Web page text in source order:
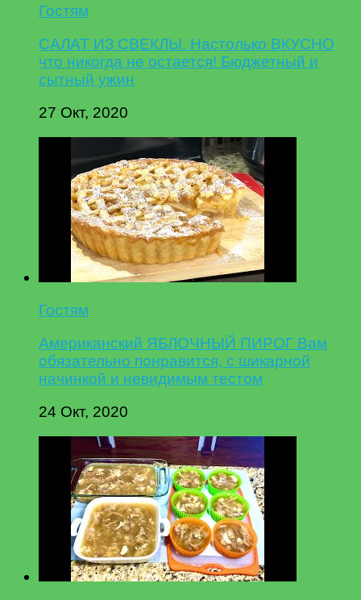
Гостям
САЛАТ ИЗ СВЕКЛЫ. Настолько ВКУСНО
что никогда не остается! Бюджетный и
сытный ужин
27 Окт, 2020
Гостям
Американский ЯБЛОЧНЫЙ ПИРОГ Вам
обязательно понравится, с шикарной
начинкой и невидимым тестом
24 Окт, 2020